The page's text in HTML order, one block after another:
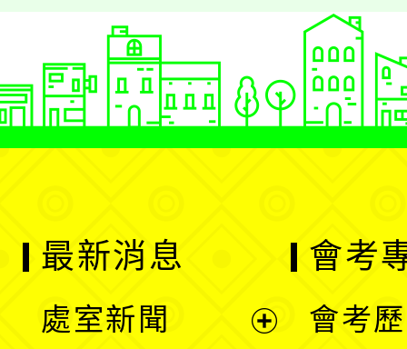
最新消息
處室新聞
會考
會考